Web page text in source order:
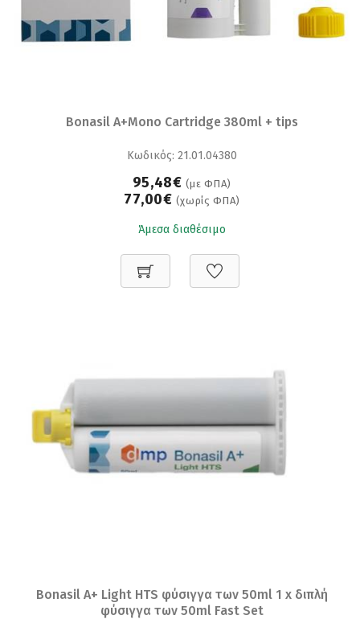
Bonasil A+Mono Cartridge 380ml + tips
Κωδικός: 21.01.04380
95,48€ (με ΦΠΑ)
77,00€ (χωρίς ΦΠΑ)
Άμεσα διαθέσιμο
Bonasil A+ Light HTS φύσιγγα των 50ml 1 x διπλή
φύσιγγα των 50ml Fast Set